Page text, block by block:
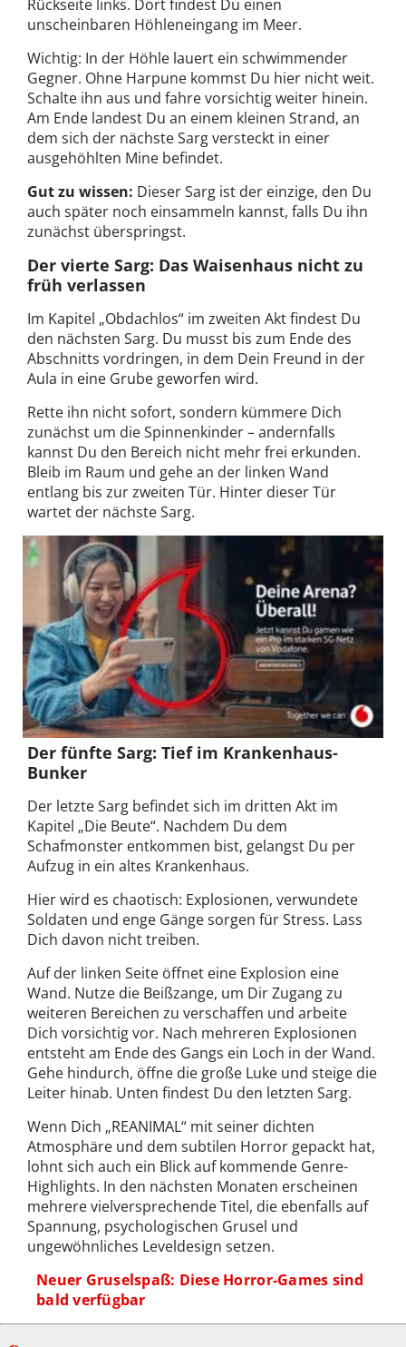
Rückseite links. Dort findest Du einen
unscheinbaren Höhleneingang im Meer.
Wichtig: In der Höhle lauert ein schwimmender
Gegner. Ohne Harpune kommst Du hier nicht weit.
Schalte ihn aus und fahre vorsichtig weiter hinein.
Am Ende landest Du an einem kleinen Strand, an
dem sich der nächste Sarg versteckt in einer
ausgehöhlten Mine befindet.
Gut zu wissen: Dieser Sarg ist der einzige, den Du
auch später noch einsammeln kannst, falls Du ihn
zunächst überspringst.
Der vierte Sarg: Das Waisenhaus nicht zu
früh verlassen
Im Kapitel „Obdachlos“ im zweiten Akt findest Du
den nächsten Sarg. Du musst bis zum Ende des
Abschnitts vordringen, in dem Dein Freund in der
Aula in eine Grube geworfen wird.
Rette ihn nicht sofort, sondern kümmere Dich
zunächst um die Spinnenkinder – andernfalls
kannst Du den Bereich nicht mehr frei erkunden.
Bleib im Raum und gehe an der linken Wand
entlang bis zur zweiten Tür. Hinter dieser Tür
wartet der nächste Sarg.
Der fünfte Sarg: Tief im Krankenhaus-
Bunker
Der letzte Sarg befindet sich im dritten Akt im
Kapitel „Die Beute“. Nachdem Du dem
Schafmonster entkommen bist, gelangst Du per
Aufzug in ein altes Krankenhaus.
Hier wird es chaotisch: Explosionen, verwundete
Soldaten und enge Gänge sorgen für Stress. Lass
Dich davon nicht treiben.
Auf der linken Seite öffnet eine Explosion eine
Wand. Nutze die Beißzange, um Dir Zugang zu
weiteren Bereichen zu verschaffen und arbeite
Dich vorsichtig vor. Nach mehreren Explosionen
entsteht am Ende des Gangs ein Loch in der Wand.
Gehe hindurch, öffne die große Luke und steige die
Leiter hinab. Unten findest Du den letzten Sarg.
Wenn Dich „REANIMAL“ mit seiner dichten
Atmosphäre und dem subtilen Horror gepackt hat,
lohnt sich auch ein Blick auf kommende Genre-
Highlights. In den nächsten Monaten erscheinen
mehrere vielversprechende Titel, die ebenfalls auf
Spannung, psychologischen Grusel und
ungewöhnliches Leveldesign setzen.
Neuer Gruselspaß: Diese Horror-Games sind
bald verfügbar